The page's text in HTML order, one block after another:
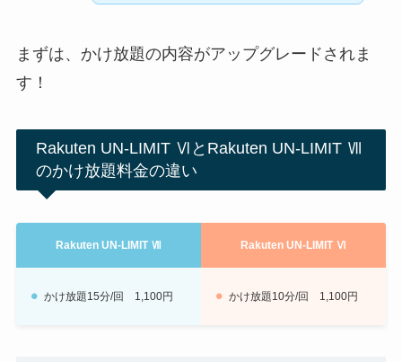
まずは、かけ放題の内容がアップグレードされま
す！
Rakuten UN-LIMIT ⅥとRakuten UN-LIMIT Ⅶ
のかけ放題料金の違い
Rakuten UN-LIMIT Ⅶ Rakuten UN-LIMIT Ⅵ
かけ放題15分/回 1,100円 かけ放題10分/回 1,100円